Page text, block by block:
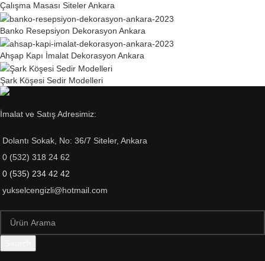
Çalışma Masası Siteler Ankara
Banko Resepsiyon Dekorasyon Ankara
Ahşap Kapı İmalat Dekorasyon Ankara
Şark Köşesi Sedir Modelleri
İmalat ve Satış Adresimiz:
Dolantı Sokak, No: 36/7 Siteler, Ankara
0 (532) 318 24 62
0 (535) 234 42 42
yukselcengizli@hotmail.com